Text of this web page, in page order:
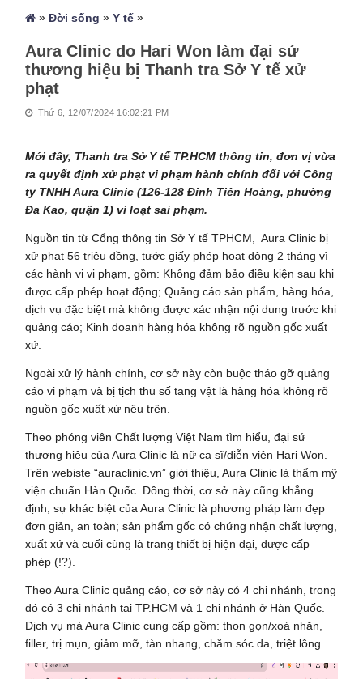
»Đời sống »Y tế »
Aura Clinic do Hari Won làm đại sứ
thương hiệu bị Thanh tra Sở Y tế xử
phạt
Thứ 6, 12/07/2024 16:02:21 PM
Mới đây, Thanh tra Sở Y tế TP.HCM thông tin, đơn vị vừa
ra quyết định xử phạt vi phạm hành chính đối với Công
ty TNHH Aura Clinic (126-128 Đinh Tiên Hoàng, phường
Đa Kao, quận 1) vì loạt sai phạm.
Nguồn tin từ Cổng thông tin Sở Y tế TPHCM, Aura Clinic bị
xử phạt 56 triệu đồng, tước giấy phép hoạt động 2 tháng vì
các hành vi vi phạm, gồm: Không đảm bảo điều kiện sau khi
được cấp phép hoạt động; Quảng cáo sản phẩm, hàng hóa,
dịch vụ đặc biệt mà không được xác nhận nội dung trước khi
quảng cáo; Kinh doanh hàng hóa không rõ nguồn gốc xuất
xứ.
Ngoài xử lý hành chính, cơ sở này còn buộc tháo gỡ quảng
cáo vi phạm và bị tịch thu số tang vật là hàng hóa không rõ
nguồn gốc xuất xứ nêu trên.
Theo phóng viên Chất lượng Việt Nam tìm hiểu, đại sứ
thương hiệu của Aura Clinic là nữ ca sĩ/diễn viên Hari Won.
Trên webiste “auraclinic.vn” giới thiệu, Aura Clinic là thẩm mỹ
viện chuẩn Hàn Quốc. Đồng thời, cơ sở này cũng khẳng
định, sự khác biệt của Aura Clinic là phương pháp làm đẹp
đơn giản, an toàn; sản phẩm gốc có chứng nhận chất lượng,
xuất xứ và cuối cùng là trang thiết bị hiện đại, được cấp
phép (!?).
Theo Aura Clinic quảng cáo, cơ sở này có 4 chi nhánh, trong
đó có 3 chi nhánh tại TP.HCM và 1 chi nhánh ở Hàn Quốc.
Dịch vụ mà Aura Clinic cung cấp gồm: thon gọn/xoá nhăn,
filler, trị mụn, giảm mỡ, tàn nhang, chăm sóc da, triệt lông...